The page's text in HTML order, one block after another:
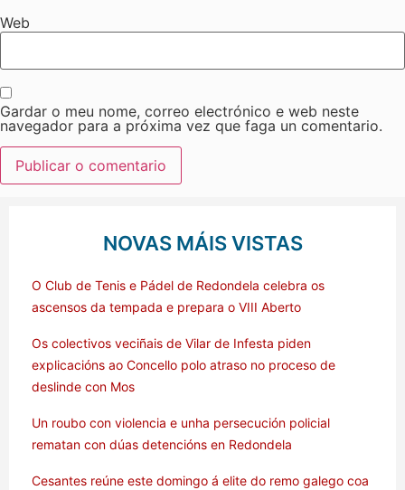
Web
Gardar o meu nome, correo electrónico e web neste
navegador para a próxima vez que faga un comentario.
NOVAS MÁIS VISTAS
O Club de Tenis e Pádel de Redondela celebra os
ascensos da tempada e prepara o VIII Aberto
Os colectivos veciñais de Vilar de Infesta piden
explicacións ao Concello polo atraso no proceso de
deslinde con Mos
Un roubo con violencia e unha persecución policial
rematan con dúas detencións en Redondela
Cesantes reúne este domingo á elite do remo galego coa